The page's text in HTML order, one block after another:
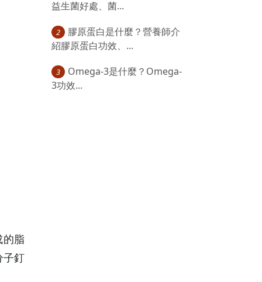
脂
子釘
益生菌好處、菌...
2
膠原蛋白是什麼？營養師介
紹膠原蛋白功效、...
3
Omega-3是什麼？Omega-
3功效...